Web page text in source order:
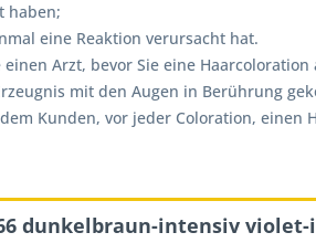
haben;
eine Reaktion verursacht hat.
Arzt, bevor Sie eine
mit den Augen in Berührung
Kunden, vor jeder Coloration,
dunkelbraun-intensiv